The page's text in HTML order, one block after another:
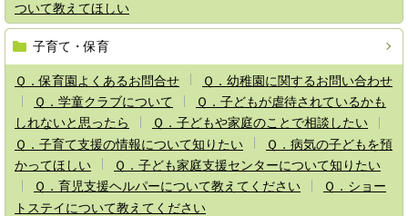
ついて教えてほしい
子育て・保育
Ｑ．保育園よくあるお問合せ
Ｑ．幼稚園に関するお問い合わせ
Ｑ．学童クラブについて
Ｑ．子どもが虐待されているかも
しれないと思ったら
Ｑ．子どもや家庭のことで相談したい
Ｑ．子育て支援の情報について知りたい
Ｑ．病気の子どもを預
かってほしい
Ｑ．子ども家庭支援センターについて知りたい
Ｑ．育児支援ヘルパーについて教えてください
Ｑ．ショー
トステイについて教えてください